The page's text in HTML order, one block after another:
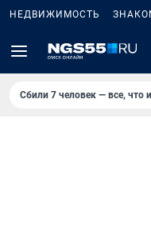
НЕДВИЖИМОСТЬ
Сбили 7 человек — все, что